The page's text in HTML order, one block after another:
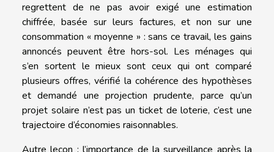
regrettent de ne pas avoir exigé une estimation
chiffrée, basée sur leurs factures, et non sur une
consommation « moyenne » : sans ce travail, les gains
annoncés peuvent être hors-sol. Les ménages qui
s’en sortent le mieux sont ceux qui ont comparé
plusieurs offres, vérifié la cohérence des hypothèses
et demandé une projection prudente, parce qu’un
projet solaire n’est pas un ticket de loterie, c’est une
trajectoire d’économies raisonnables.